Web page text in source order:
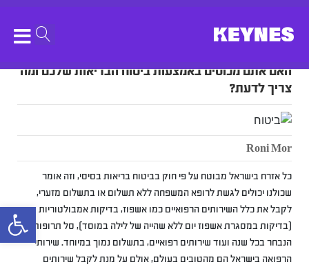
האם אתם מכוסים באמצעות ביטוח הבריאות שלכם ומה
צריך לדעת?
Roni Mor
כל אזרח בישראל מבוטח על פי חוק בביטוח בריאות בסיסי, וזה אומר
שכולנו יכולים לגשת לרופא המשפחה ללא תשלום או בתשלום מזערי,
לקבל את כלל השירותים הרפואיים כמו אשפוז, בדיקות אמבולטוריות
(בדיקות במסגרת אשפוז יום ללא שהייה של לילה במוסד), סל תרופות
הנבחר בכל שנה ועוד שירותים רפואיים, בתשלום נמוך במיוחד. שירותי
הרפואה בישראל הם מהטובים בעולם, אולם על מנת לקבל שירותים